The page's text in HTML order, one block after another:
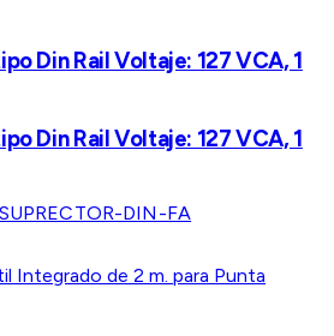
Din Rail Voltaje: 127 VCA, 1
Din Rail Voltaje: 127 VCA, 1
SUPRECTOR-DIN-FA